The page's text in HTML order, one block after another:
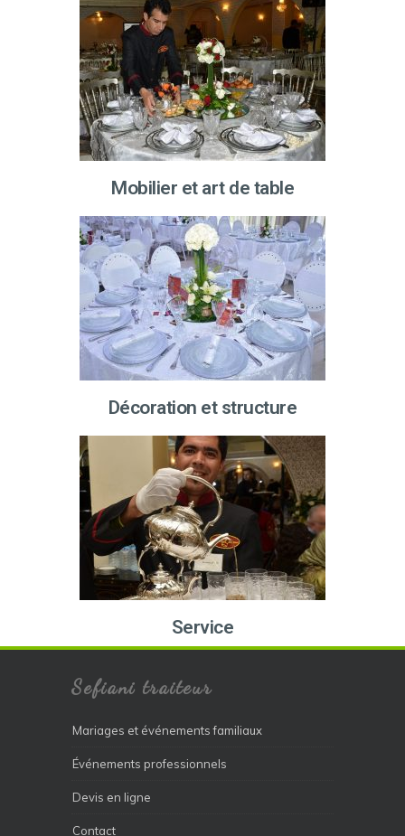
Mobilier et art de table
Décoration et structure
Service
Sefiani traiteur
Mariages et événements familiaux
Événements professionnels
Devis en ligne
Contact